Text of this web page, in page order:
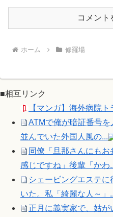
コメント
ホーム 修羅場
■相互リンク
【マンガ】海外病院
ATMで俺が暗証番号
並んでいた外国人風の...
同僚「旦那さんにも
感じですね」後輩「かわ
シェービングエステ
いた。私「綺麗な人～」
正月に義実家で、姑が